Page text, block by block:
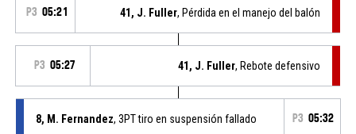
P3 05:21 41, J. Fuller, Pérdida en el manejo del balón
P3 05:27 41, J. Fuller, Rebote defensivo
8, M. Fernandez, 3PT tiro en suspensión fallado P3 05:32